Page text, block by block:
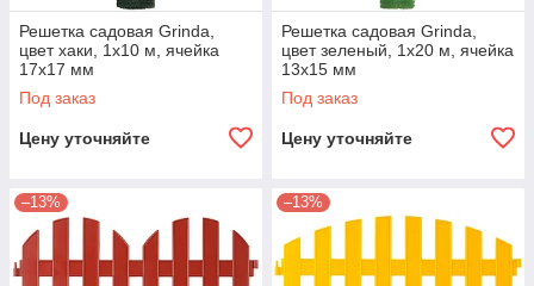
Решетка садовая Grinda,
цвет хаки, 1х10 м, ячейка
17х17 мм
Под заказ
Цену уточняйте
Решетка садовая Grinda,
цвет зеленый, 1х20 м, ячейка
13х15 мм
Под заказ
Цену уточняйте
–13% –13%